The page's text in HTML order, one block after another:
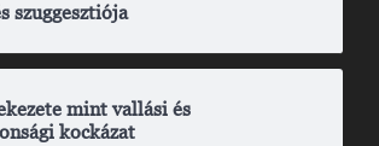
szuggesztiója
mint vallási és
kockázat